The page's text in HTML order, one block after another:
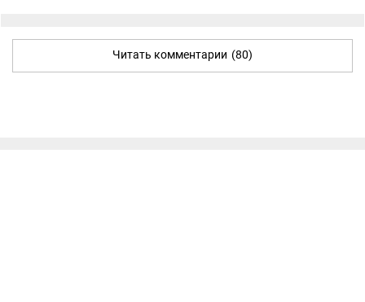
Читать комментарии (80)